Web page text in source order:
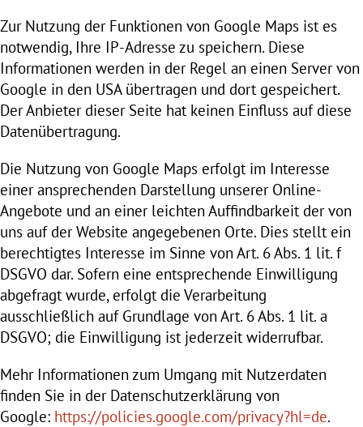
Zur Nutzung der Funktionen von Google Maps ist es
notwendig, Ihre IP-Adresse zu speichern. Diese
Informationen werden in der Regel an einen Server von
Google in den USA übertragen und dort gespeichert.
Der Anbieter dieser Seite hat keinen Einfluss auf diese
Datenübertragung.
Die Nutzung von Google Maps erfolgt im Interesse
einer ansprechenden Darstellung unserer Online-
Angebote und an einer leichten Auffindbarkeit der von
uns auf der Website angegebenen Orte. Dies stellt ein
berechtigtes Interesse im Sinne von Art. 6 Abs. 1 lit. f
DSGVO dar. Sofern eine entsprechende Einwilligung
abgefragt wurde, erfolgt die Verarbeitung
ausschließlich auf Grundlage von Art. 6 Abs. 1 lit. a
DSGVO; die Einwilligung ist jederzeit widerrufbar.
Mehr Informationen zum Umgang mit Nutzerdaten
finden Sie in der Datenschutzerklärung von
Google: https://policies.google.com/privacy?hl=de.